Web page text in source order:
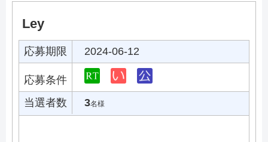
Ley
応募期限 2024-06-12
応募条件
当選者数
3名様